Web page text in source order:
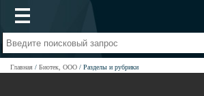
Главная Биотек, ООО Разделы и рубрики